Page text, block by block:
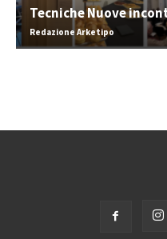
Tecniche Nuove
Redazione Arketipo